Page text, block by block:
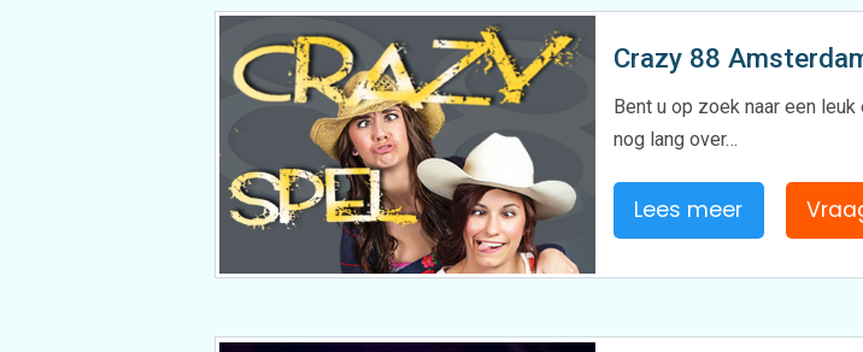
Crazy 88
Bent u op zoek naar een
nog lang over…
Lees meer